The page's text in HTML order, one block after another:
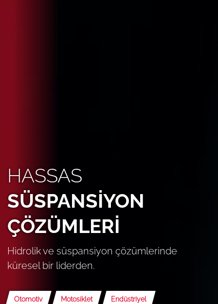
HASSAS
SÜSPANSİYON
ÇÖZÜMLERİ
Hidrolik ve süspansiyon çözümlerinde
küresel bir liderden.
Otomotiv Motosiklet Endüstriyel